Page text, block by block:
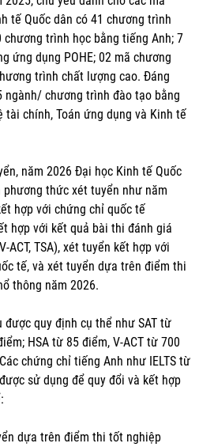
tế Quốc dân có 41 chương trình
chương trình học bằng tiếng Anh; 7
ứng dụng POHE; 02 mã chương
trình chất lượng cao. Đáng
ngành/ chương trình đào tạo bằng
tài chính, Toán ứng dụng và Kinh tế
năm 2026 Đại học Kinh tế Quốc
thức xét tuyển như năm
hợp với chứng chỉ quốc tế
hợp với kết quả bài thi đánh giá
ACT, TSA), xét tuyển kết hợp với
tế, và xét tuyển dựa trên điểm thi
thông năm 2026.
quy định cụ thể như SAT từ
HSA từ 85 điểm, V-ACT từ 700
chứng chỉ tiếng Anh như IELTS từ
sử dụng để quy đổi và kết hợp
dựa trên điểm thi tốt nghiệp